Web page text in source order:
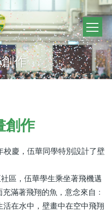
Main
作
創作
校慶，伍華同學特別設計了壁
區，伍華學生乘坐著飛機邁
滿著飛翔的魚，意念來自﹕
在水中，壁畫中在空中飛翔